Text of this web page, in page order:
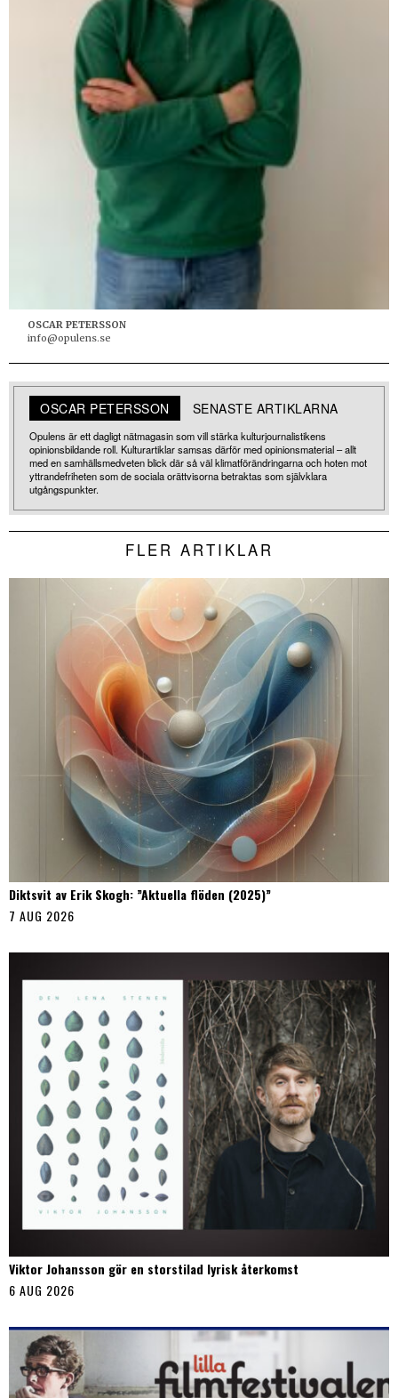
OSCAR PETERSSON
info@opulens.se
OSCAR PETERSSON SENASTE ARTIKLARNA
Opulens är ett dagligt nätmagasin som vill stärka kulturjournalistikens
opinionsbildande roll. Kulturartiklar samsas därför med opinionsmaterial – allt
med en samhällsmedveten blick där så väl klimatförändringarna och hoten mot
yttrandefriheten som de sociala orättvisorna betraktas som självklara
utgångspunkter.
FLER ARTIKLAR
Diktsvit av Erik Skogh: ”Aktuella flöden (2025)”
7 AUG 2026
Viktor Johansson gör en storstilad lyrisk återkomst
6 AUG 2026